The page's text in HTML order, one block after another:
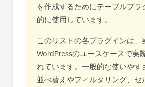
を作成するためにテーブルプラ
的に使用しています。
このリストの各プラグインは、
WordPressのユースケースで実
れています。一般的な使いやす
並べ替えやフィルタリング、セ